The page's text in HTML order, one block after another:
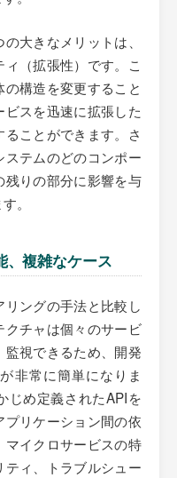
大きなメリットは、
（拡張性）です。こ
構造を変更すること
スを迅速に拡張した
ことができます。さ
テムのどのコンポー
りの部分に影響を与
。
、複雑なケース
ングの手法と比較し
チャは個々のサービ
視できるため、開発
非常に簡単になりま
じめ定義されたAPIを
リケーション間の依
イクロサービスの特
ィ、トラブルシュー